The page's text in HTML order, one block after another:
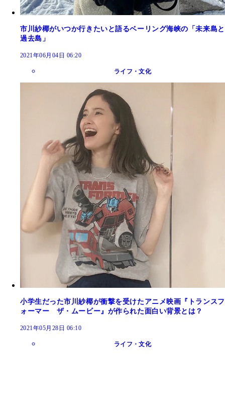
市川紗椰がいつか行きたいと語るベーリング海峡の「未来島と
過去島」
2021年06月04日 06:20
ライフ・文化
小学生だった市川紗椰が衝撃を受けたアニメ映画『トランスフ
ォーマー ザ・ムービー』が作られた面白い背景とは？
2021年05月28日 06:10
ライフ・文化